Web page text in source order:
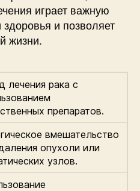
играет важную
и позволяет
жизни.
лечения рака с
препаратов.
вмешательство
опухоли или
узлов.